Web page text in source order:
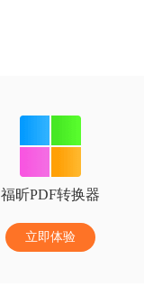
福昕PDF转换器
立即体验